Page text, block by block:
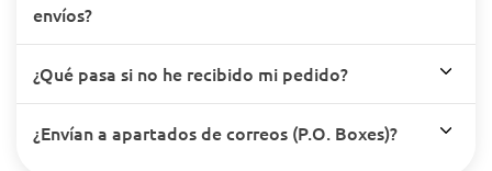
envíos?
¿Qué pasa si no he recibido mi pedido?
¿Envían a apartados de correos (P.O. Boxes)?